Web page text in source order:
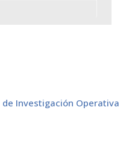
de Investigación Operativa